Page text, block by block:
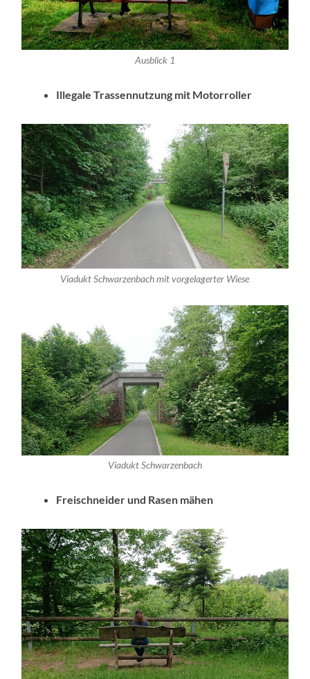
Ausblick 1
Illegale Trassennutzung mit Motorroller
Viadukt Schwarzenbach mit vorgelagerter Wiese
Viadukt Schwarzenbach
Freischneider und Rasen mähen